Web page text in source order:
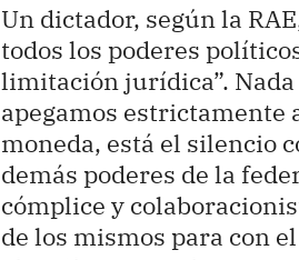
Un dictador, según la
todos los poderes
limitación jurídica”.
apegamos estrictamente
moneda, está el silencio
demás poderes de la
cómplice y
de los mismos para con